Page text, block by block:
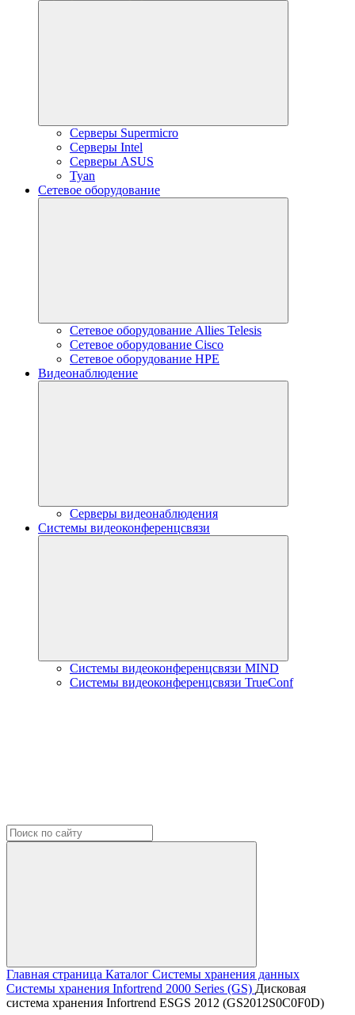
Серверы Supermicro
Серверы Intel
Серверы ASUS
Tyan
Сетевое оборудование
Сетевое оборудование Allies Telesis
Сетевое оборудование Cisco
Сетевое оборудование HPE
Видеонаблюдение
Серверы видеонаблюдения
Системы видеоконференцсвязи
Системы видеоконференцсвязи MIND
Системы видеоконференцсвязи TrueConf
Главная страница Каталог Системы хранения данных
Системы хранения Infortrend 2000 Series (GS) Дисковая
система хранения Infortrend ESGS 2012 (GS2012S0C0F0D)